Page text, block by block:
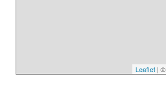
Leaflet| ©